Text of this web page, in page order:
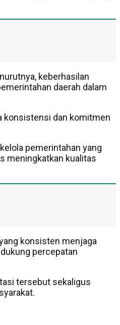
keberhasilan
daerah dalam
konsistensi dan komitmen
pemerintahan yang
meningkatkan kualitas
konsisten menjaga
percepatan
tersebut sekaligus